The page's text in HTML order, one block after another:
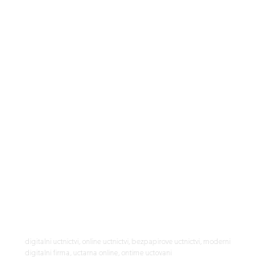
digitalni uctnictvi, online uctnictvi, bezpapirove uctnictvi, moderni
digitalni firma, uctarna online, ontime uctovani